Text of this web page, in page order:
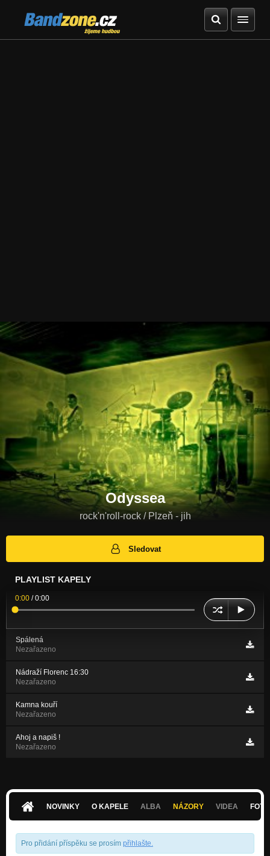
Bandzone.cz
žijeme hudbou
Odyssea
rock'n'roll-rock / Plzeň - jih
Sledovat
PLAYLIST KAPELY
0:00 /0:00
Spálená
Nezařazeno
Nádraží Florenc 16:30
Nezařazeno
Kamna kouří
Nezařazeno
Ahoj a napiš !
Nezařazeno
NOVINKY O KAPELE ALBA NÁZORY VIDEA
Pro přidání příspěku se prosím přihlašte.